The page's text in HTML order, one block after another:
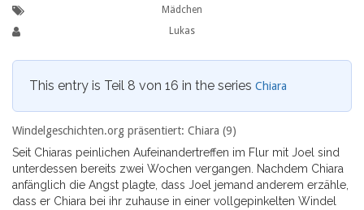
Mädchen
Lukas
This entry is Teil 8 von 16 in the series Chiara
Windelgeschichten.org präsentiert: Chiara (9)
Seit Chiaras peinlichen Aufeinandertreffen im Flur mit Joel sind
unterdessen bereits zwei Wochen vergangen. Nachdem Chiara
anfänglich die Angst plagte, dass Joel jemand anderem erzähle,
dass er Chiara bei ihr zuhause in einer vollgepinkelten Windel